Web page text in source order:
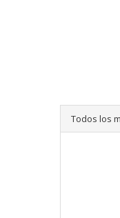
Todos los